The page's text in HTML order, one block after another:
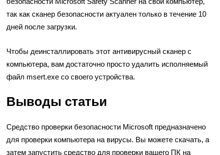
так как сканер безопасности актуален только в течение 10
дней после загрузки.
Чтобы деинсталлировать этот антивирусный сканер с
компьютера, вам достаточно просто удалить исполняемый
файл msert.exe со своего устройства.
Выводы статьи
Средство проверки безопасности Microsoft предназначено
для проверки компьютера на вирусы. Вы можете скачать, а
затем запустить средство для проверки вашего ПК на